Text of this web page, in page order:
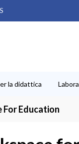
la didattica
Education